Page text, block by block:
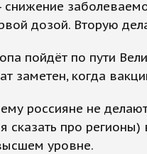
снижение
дозой. Вторую
пойдёт по пути
заметен, когда
россияне не
сказать про регионы)
уровне.